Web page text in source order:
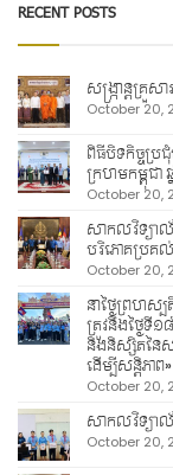
RECENT POSTS
សង្ក្រាន្តគ្រួ
October 20,
ពិធីបិទកិច្ចប្រ
ក្រហមកម្ពុជា
October 20,
សាកលវិទ្យាល័
បរិភោគប្រគ
October 20,
នាថ្ងៃព្រហស្
ត្រូវនឹងថ្ងៃទី
និងនិស្សិតនៃស
ដើម្បីសន្តិភា
October 20,
សាកលវិទ្យា
October 20,